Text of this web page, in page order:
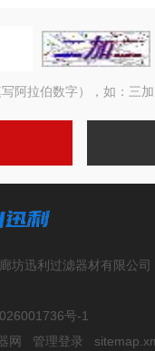
阿拉伯数字），如：三
坊迅利过滤器材有限公司
号-1
网 管理登录